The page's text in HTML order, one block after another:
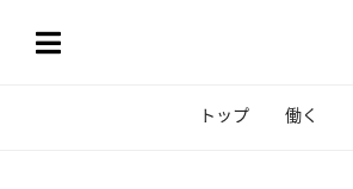
トップ 働く